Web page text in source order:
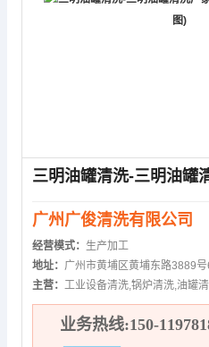
广州广俊清洗有限公司
经营模式： 生产加工
地址： 广州市黄埔区黄埔东路3889
主营： 工业设备清洗,锅炉清洗,油罐
业务热线:150-